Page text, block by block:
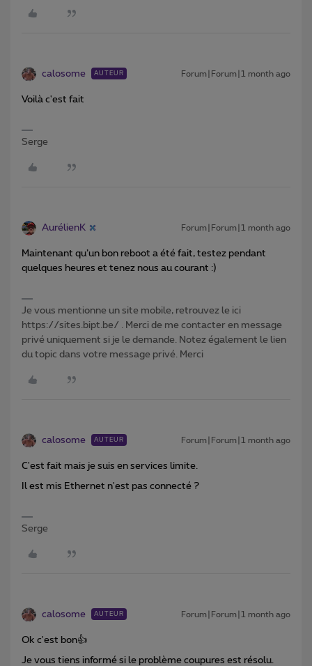
calosome AUTEUR Forum|Forum|1 month ago
Voilà c'est fait
Serge
AurélienK Forum|Forum|1 month ago
Maintenant qu’un bon reboot a été fait, testez pendant
quelques heures et tenez nous au courant :)
Je vous mentionne un site mobile, retrouvez le ici
https://sites.bipt.be/ . Merci de me contacter en message
privé uniquement si je le demande. Notez également le lien
du topic dans votre message privé. Merci
calosome AUTEUR Forum|Forum|1 month ago
C'est fait mais je suis en services limite.
Il est mis Ethernet n'est pas connecté ?
Serge
calosome AUTEUR Forum|Forum|1 month ago
Ok c'est bon👍
Je vous tiens informé si le problème coupures est résolu.